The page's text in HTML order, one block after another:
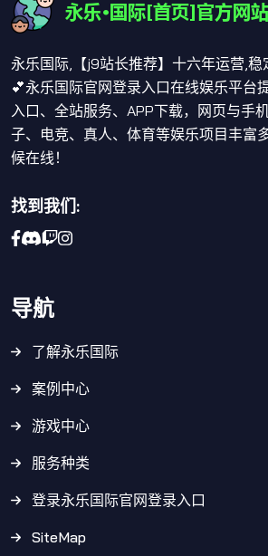
永乐国际,【j9站长推荐】十六年运营,稳
💕永乐国际官网登录入口在线娱乐平台
入口、全站服务、APP下载，网页与手
子、电竞、真人、体育等娱乐项目丰富
候在线！
找到我们:
导航
了解永乐国际
案例中心
游戏中心
服务种类
登录永乐国际官网登录入口
SiteMap